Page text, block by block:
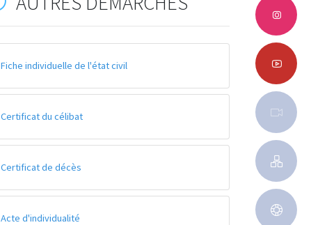
Fiche individuelle de l'état civil
Certificat du célibat
Certificat de décès
Acte d'individualité